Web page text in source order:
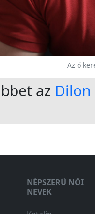
Az ő
az
NÉPSZERŰ NŐI
NEVEK